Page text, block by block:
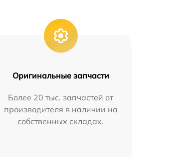
Оригинальные запчасти
Более 20 тыс. запчастей от
производителя в наличии на
собственных складах.